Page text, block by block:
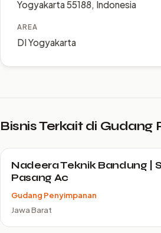
Yogyakarta 55188, Indonesia
AREA
DI Yogyakarta
Bisnis Terkait di Gudang
Nadeera Teknik Bandung |
Pasang Ac
Gudang Penyimpanan
Jawa Barat